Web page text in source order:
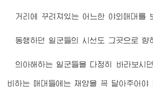
거리에 꾸려져있는 어느한 야외매대를
동행하던 일군들의 시선도 그곳으로
의아해하는 일군들을 다정히 바라보시
비하는 매대들에는 채양을 꼭 달아주어